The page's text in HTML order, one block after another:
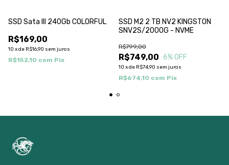
SSD Sata III 240Gb COLORFUL
R$169,00
10 xde R$16,90 sem juros
R$152,10 com Pix
SSD M2 2 TB NV2 KINGSTON
SNV2S/2000G - NVME
R$749,00
R$799,00
6% OFF
10 xde R$74,90 sem juros
R$674,10 com Pix